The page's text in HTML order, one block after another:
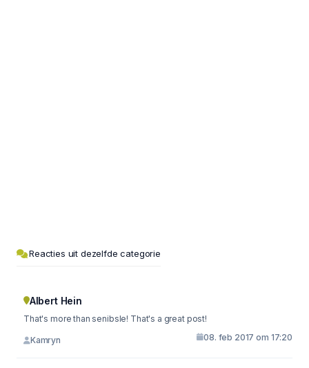
Reacties uit dezelfde categorie
Albert Hein
That's more than senibsle! That's a great post!
Kamryn 08. feb 2017 om 17:20